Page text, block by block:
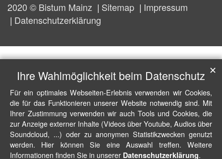
2020 © Bistum Mainz Sitemap
Impressum
Datenschutzerklärung
Ihre Wahlmöglichkeit beim Datenschutz
Für ein optimales Webseiten-Erlebnis verwenden wir Cookies,
die für das Funktionieren unserer Website notwendig sind. Mit
Ihrer Zustimmung verwenden wir auch Tools und Cookies, die
zur Anzeige externer Inhalte (Videos über Youtube, Audios über
Soundcloud, ...) oder zu anonymen Statistikzwecken genutzt
werden. Hier können Sie eine Auswahl treffen. Weitere
Informationen finden Sie in unserer Datenschutzerklärung.
✕